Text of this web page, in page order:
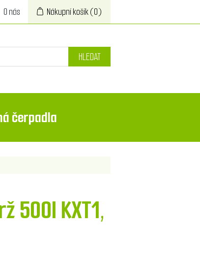
O nás Nákupní košík(0)
HLEDAT
čerpadla
500l KXT1,